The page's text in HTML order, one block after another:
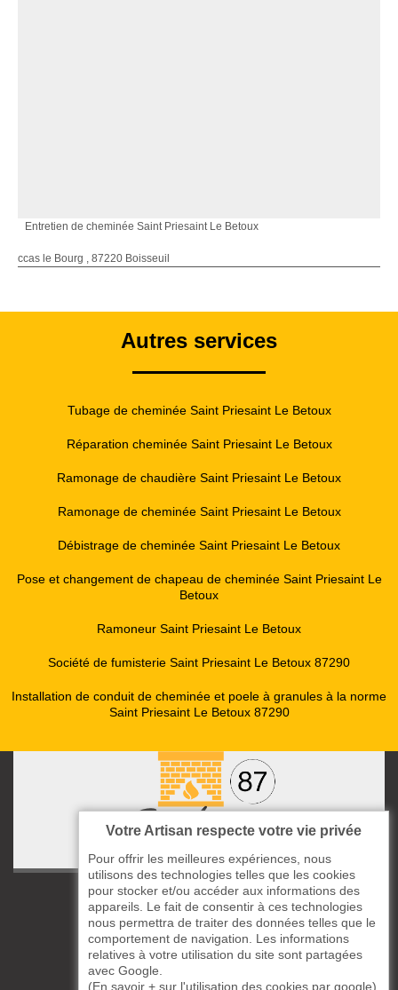
Entretien de cheminée Saint Priesaint Le Betoux
ccas le Bourg , 87220 Boisseuil
Autres services
Tubage de cheminée Saint Priesaint Le Betoux
Réparation cheminée Saint Priesaint Le Betoux
Ramonage de chaudière Saint Priesaint Le Betoux
Ramonage de cheminée Saint Priesaint Le Betoux
Débistrage de cheminée Saint Priesaint Le Betoux
Pose et changement de chapeau de cheminée Saint Priesaint Le
Betoux
Ramoneur Saint Priesaint Le Betoux
Société de fumisterie Saint Priesaint Le Betoux 87290
Installation de conduit de cheminée et poele à granules à la norme
Saint Priesaint Le Betoux 87290
ccas le Bourg
87220 Boisseuil
05 33 06 14 49
06 37 57 44 80
Votre Artisan respecte votre vie privée
Pour offrir les meilleures expériences, nous
utilisons des technologies telles que les cookies
pour stocker et/ou accéder aux informations des
appareils. Le fait de consentir à ces technologies
nous permettra de traiter des données telles que le
comportement de navigation. Les informations
relatives à votre utilisation du site sont partagées
avec Google.
(En savoir + sur l'utilisation des cookies par google)